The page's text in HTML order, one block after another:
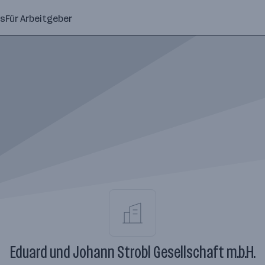
Für Arbeitgeber
Eduard und Johann Strobl Gesellschaft m.b.H.